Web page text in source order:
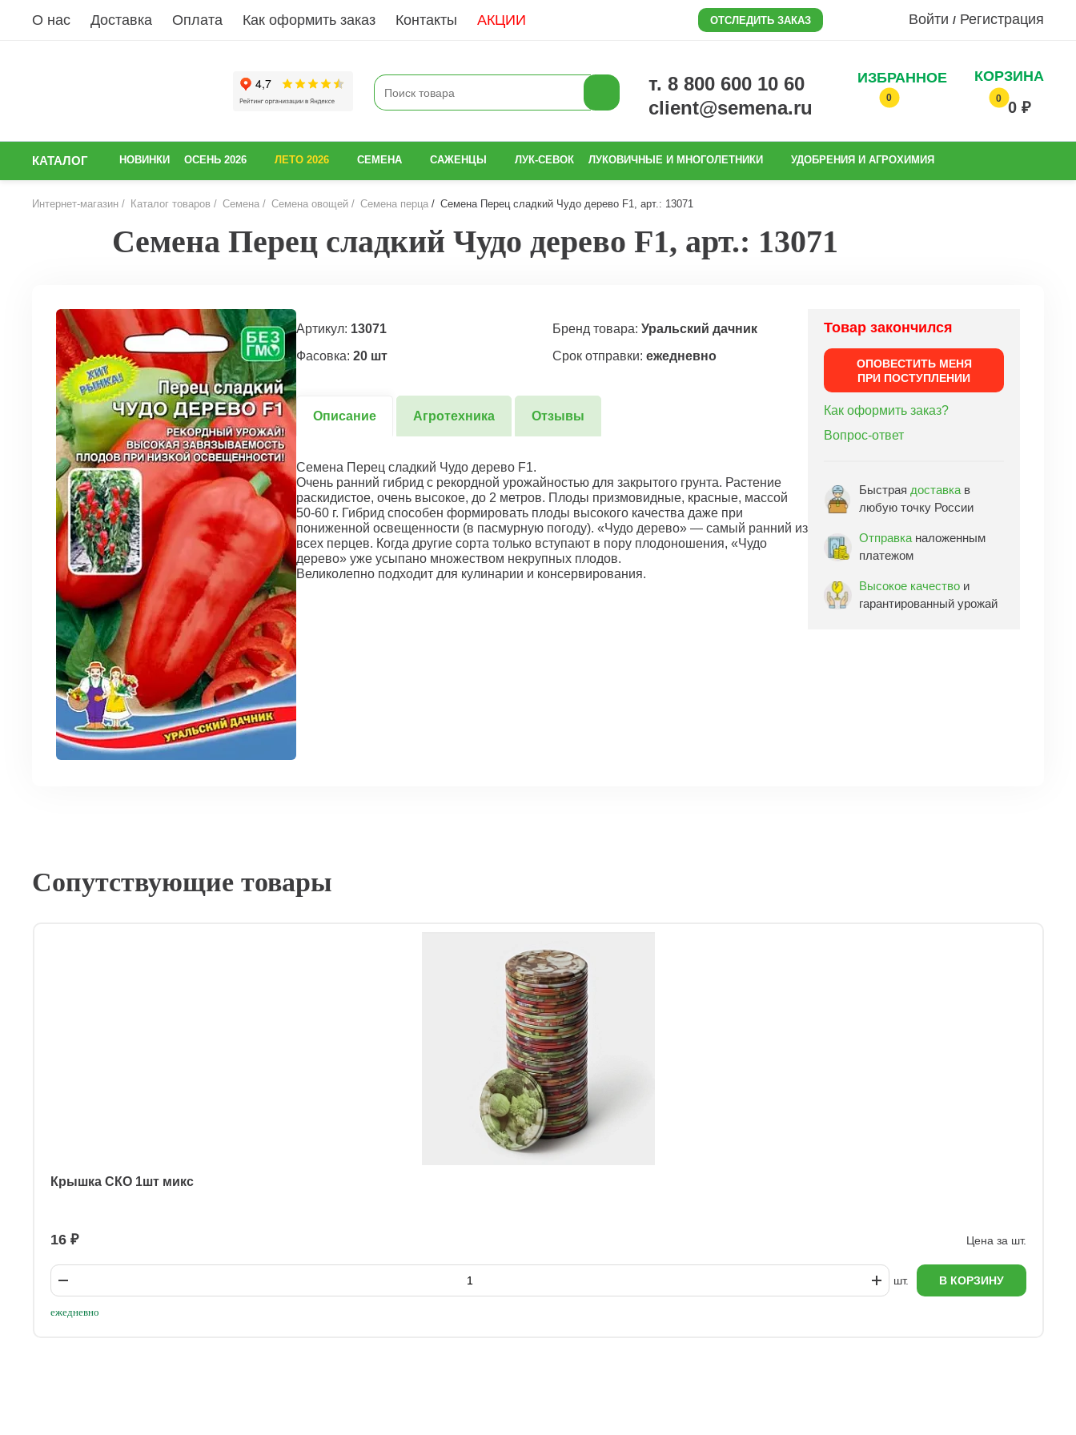
О нас Доставка Оплата Как оформить заказ Контакты АКЦИИ ОТСЛЕДИТЬ ЗАКАЗ Войти / Регистрация
т. 8 800 600 10 60
client@semena.ru
ИЗБРАННОЕ
0
КОРЗИНА
0
0 ₽
КАТАЛОГ НОВИНКИ ОСЕНЬ 2026 ЛЕТО 2026 СЕМЕНА САЖЕНЦЫ ЛУК-СЕВОК ЛУКОВИЧНЫЕ И МНОГОЛЕТНИКИ УДОБРЕНИЯ И АГРОХИМИЯ
Интернет-магазин Каталог товаров Семена Семена овощей Семена перца Семена Перец сладкий Чудо дерево F1, арт.: 13071
Семена Перец сладкий Чудо дерево F1, арт.: 13071
Артикул: 13071 Бренд товара: Уральский дачник
Фасовка: 20 шт Срок отправки: ежедневно
Описание Агротехника Отзывы
Семена Перец сладкий Чудо дерево F1.
Очень ранний гибрид с рекордной урожайностью для закрытого грунта. Растение
раскидистое, очень высокое, до 2 метров. Плоды призмовидные, красные, массой
50-60 г. Гибрид способен формировать плоды высокого качества даже при
пониженной освещенности (в пасмурную погоду). «Чудо дерево» — самый ранний из
всех перцев. Когда другие сорта только вступают в пору плодоношения, «Чудо
дерево» уже усыпано множеством некрупных плодов.
Великолепно подходит для кулинарии и консервирования.
Товар закончился
ОПОВЕСТИТЬ МЕНЯ
ПРИ ПОСТУПЛЕНИИ
Как оформить заказ?
Вопрос-ответ
Быстрая доставка в
любую точку России
Отправка наложенным
платежом
Высокое качество и
гарантированный урожай
Сопутствующие товары
Крышка СКО 1шт микс
16 ₽ Цена за шт.
шт. В КОРЗИНУ
ежедневно